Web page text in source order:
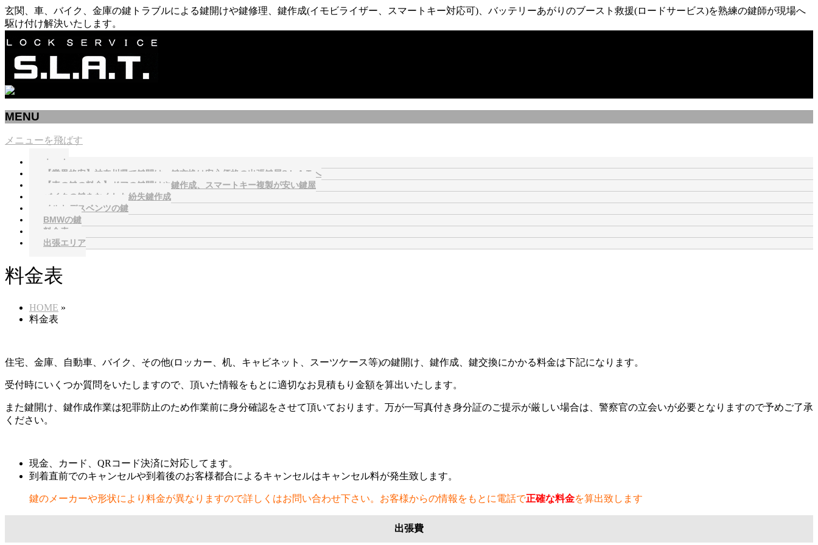
玄関、車、バイク、金庫の鍵トラブルによる鍵開けや鍵修理、鍵作成(イモビライザー、スマートキー対応可)、バッテリーあがりのブースト救援(ロードサービス)を熟練の鍵師が現場へ
駆け付け解決いたします。
MENU
メニューを飛ばす
ホーム
【業界格安】神奈川県で鍵開け、鍵交換は安心価格の出張鍵屋S.L.A.T.へ
【車の鍵の料金】ドアの鍵開けや鍵作成、スマートキー複製が安い鍵屋
バイクの鍵をなくした紛失鍵作成
メルセデスベンツの鍵
BMWの鍵
料金表
出張エリア
料金表
HOME »
料金表
住宅、金庫、自動車、バイク、その他(ロッカー、机、キャビネット、スーツケース等)の鍵開け、鍵作成、鍵交換にかかる料金は下記になります。
受付時にいくつか質問をいたしますので、頂いた情報をもとに適切なお見積もり金額を算出いたします。
また鍵開け、鍵作成作業は犯罪防止のため作業前に身分確認をさせて頂いております。万が一写真付き身分証のご提示が厳しい場合は、警察官の立会いが必要となりますので予めご了承
ください。
現金、カード、QRコード決済に対応してます。
到着直前でのキャンセルや到着後のお客様都合によるキャンセルはキャンセル料が発生致します。
鍵のメーカーや形状により料金が異なりますので詳しくはお問い合わせ下さい。お客様からの情報をもとに電話で正確な料金を算出致します
出張費